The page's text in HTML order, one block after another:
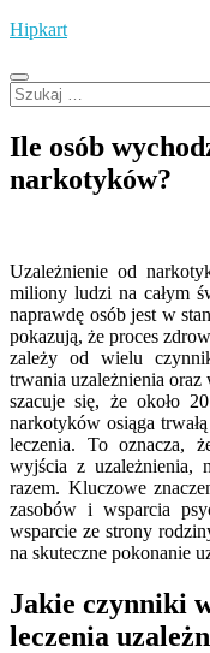
Skip
content
Hipkart
Szukaj:
Ile osób
narkotyków?
Uzależnienie od
miliony ludzi na całym
naprawdę osób jest w
pokazują, że proces
zależy od wielu
trwania uzależnienia oraz
szacuje się, że około
narkotyków osiąga
leczenia. To oznacza,
wyjścia z uzależnienia,
razem. Kluczowe
zasobów i wsparcia
wsparcie ze strony
na skuteczne pokonanie
Jakie czynniki
leczenia